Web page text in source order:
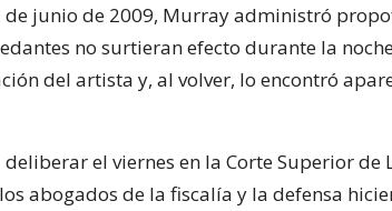
de junio de 2009, Murray administró
no surtieran efecto durante la
del artista y, al volver, lo encontró
el viernes en la Corte Superior de
abogados de la fiscalía y la defensa